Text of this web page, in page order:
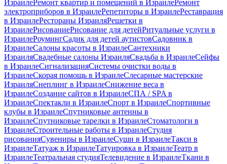
ИзраилеРемонт квартир и помещений в ИзраилеРемонт
электроприборов в ИзраилеРепетиторы в ИзраилеРеставрация
в ИзраилеРестораны ИзраиляРешетки в
ИзраилеРисованиеРисование для детейРитуальные услуги в
ИзраилеРоумингСадик для детей аутистовСадовник в
ИзраилеСалоны красоты в ИзраилеСантехники
ИзраиляСвадебные салоны ИзраиляСвадьба в ИзраилеСейфы
в ИзраилеСигнализацияСистемы очистки воды в
ИзраилеСкорая помощь в ИзраилеСлесарные мастерские
ИзраиляСнеплинг в ИзраилеСнижение веса в
ИзраилеСоздание сайтов в ИзраилеСПА / SPA в
ИзраилеСпектакли в ИзраилеСпорт в ИзраилеСпортивные
клубы в ИзраилеСпутниковые антенны в
ИзраилеСпутниковые тарелки в ИзраилеСтоматологи в
ИзраилеСтроительные работы в ИзраилеСтудия
рисованияСувениры в ИзраилеСуши в ИзраилеТакси в
ИзраилеТатуаж в ИзраилеТатуировка в ИзраилеТеатр в
ИзраилеТеатральная студияТелевидение в ИзраилеТкани в